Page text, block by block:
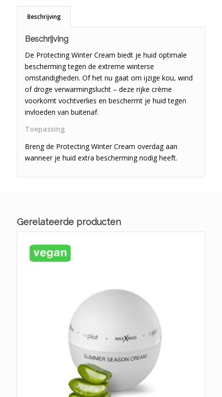
Beschrijving
Beschrijving
De Protecting Winter Cream biedt je huid optimale
bescherming tegen de extreme winterse
omstandigheden. Of het nu gaat om ijzige kou, wind
of droge verwarmingslucht – deze rijke crème
voorkomt vochtverlies en beschermt je huid tegen
invloeden van buitenaf.
Toepassing
Breng de Protecting Winter Cream overdag aan
wanneer je huid extra bescherming nodig heeft.
Gerelateerde producten